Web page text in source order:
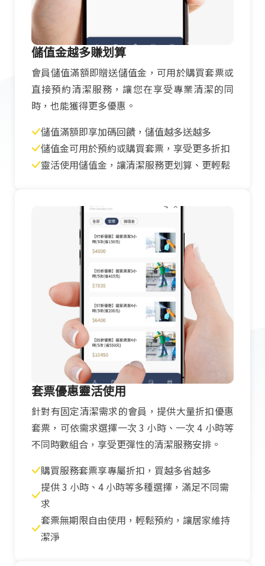
儲值金越多賺划算
會員儲值滿額即贈送儲值金，可用於購買套票或
直接預約清潔服務，讓您在享受專業清潔的同
時，也能獲得更多優惠。
儲值滿額即享加碼回饋，儲值越多送越多
儲值金可用於預約或購買套票，享受更多折扣
靈活使用儲值金，讓清潔服務更划算、更輕鬆
套票優惠靈活使用
針對有固定清潔需求的會員，提供大量折扣優惠
套票，可依需求選擇一次 3 小時、一次 4 小時等
不同時數組合，享受更彈性的清潔服務安排。
購買服務套票享專屬折扣，買越多省越多
提供 3 小時、4 小時等多種選擇，滿足不同需
求
套票無期限自由使用，輕鬆預約，讓居家維持
潔淨